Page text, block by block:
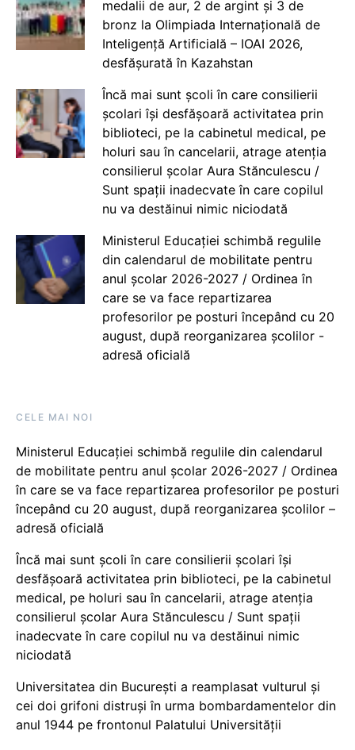
medalii de aur, 2 de argint și 3 de
bronz la Olimpiada Internațională de
Inteligență Artificială – IOAI 2026,
desfășurată în Kazahstan
Încă mai sunt școli în care consilierii
școlari își desfășoară activitatea prin
biblioteci, pe la cabinetul medical, pe
holuri sau în cancelarii, atrage atenția
consilierul școlar Aura Stănculescu /
Sunt spații inadecvate în care copilul
nu va destăinui nimic niciodată
Ministerul Educației schimbă regulile
din calendarul de mobilitate pentru
anul școlar 2026-2027 / Ordinea în
care se va face repartizarea
profesorilor pe posturi începând cu 20
august, după reorganizarea școlilor -
adresă oficială
CELE MAI NOI
Ministerul Educației schimbă regulile din calendarul
de mobilitate pentru anul școlar 2026-2027 / Ordinea
în care se va face repartizarea profesorilor pe posturi
începând cu 20 august, după reorganizarea școlilor –
adresă oficială
Încă mai sunt școli în care consilierii școlari își
desfășoară activitatea prin biblioteci, pe la cabinetul
medical, pe holuri sau în cancelarii, atrage atenția
consilierul școlar Aura Stănculescu / Sunt spații
inadecvate în care copilul nu va destăinui nimic
niciodată
Universitatea din București a reamplasat vulturul și
cei doi grifoni distruși în urma bombardamentelor din
anul 1944 pe frontonul Palatului Universității